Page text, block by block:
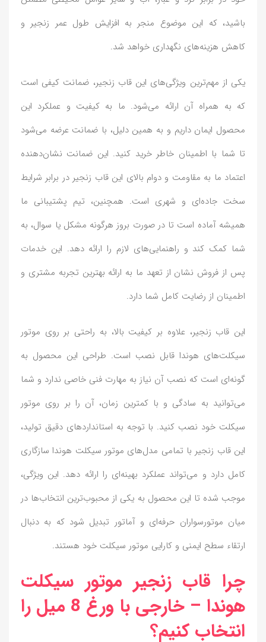
باشید، که این موضوع منجر به افزایش طول عمر زنجیر و
کاهش هزینه‌های نگهداری خواهد شد.
یکی از مهم‌ترین ویژگی‌های این قاب زنجیر، ضمانت کیفی است
که به همراه آن ارائه می‌شود. ما به کیفیت و عملکرد این
محصول ایمان داریم و به همین دلیل، با ضمانت عرضه می‌شود
تا شما با اطمینان خاطر خرید کنید. این ضمانت نشان‌دهنده
اعتماد ما به مقاومت و دوام بالای این قاب زنجیر در برابر شرایط
سخت جاده‌ای و شهری است. همچنین، تیم پشتیبانی ما
همیشه آماده است تا در صورت بروز هرگونه مشکل یا سوال، به
شما کمک کند و راهنمایی‌های لازم را ارائه دهد. این خدمات
پس از فروش نشان از تعهد ما به ارائه بهترین تجربه مشتری و
اطمینان از رضایت کامل شما دارد.
این قاب زنجیر، علاوه بر کیفیت بالا، به راحتی بر روی موتور
سیکلت‌های هوندا قابل نصب است. طراحی این محصول به
گونه‌ای است که نصب آن نیاز به مهارت فنی خاصی ندارد و شما
می‌توانید به سادگی و با کمترین زمان، آن را بر روی موتور
سیکلت خود نصب کنید. با توجه به استانداردهای دقیق تولید،
این قاب زنجیر با تمامی مدل‌های موتور سیکلت هوندا سازگاری
کامل دارد و می‌تواند عملکرد بهینه‌ای را ارائه دهد. این ویژگی،
موجب شده تا این محصول به یکی از محبوب‌ترین انتخاب‌ها در
میان موتورسواران حرفه‌ای و آماتور تبدیل شود که به دنبال
ارتقاء سطح ایمنی و کارایی موتور سیکلت خود هستند.
چرا قاب زنجیر موتور سیکلت
هوندا – خارجی با ورغ 8 میل را
انتخاب کنیم؟